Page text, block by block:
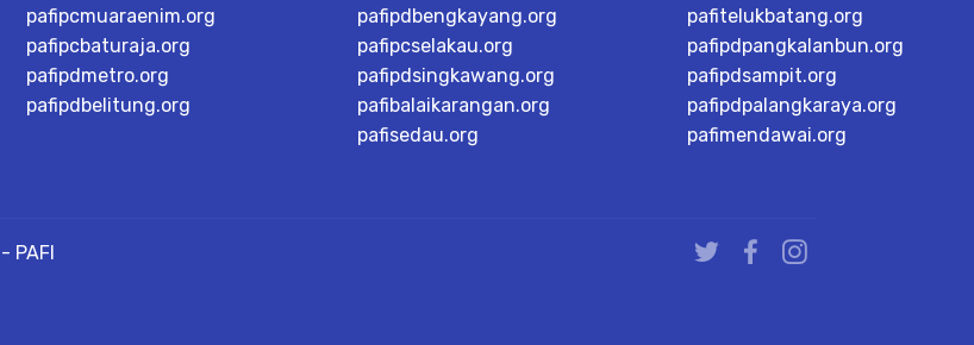
pafipcmuaraenim.org
pafipcbaturaja.org
pafipdmetro.org
pafipdbelitung.org
pafipdbengkayang.org
pafipcselakau.org
pafipdsingkawang.org
pafibalaikarangan.org
pafisedau.org
pafitelukbatang.org
pafipdpangkalanbun.org
pafipdsampit.org
pafipdpalangkaraya.org
pafimendawai.org
PAFI